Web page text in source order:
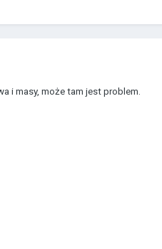
i masy, może tam jest problem.